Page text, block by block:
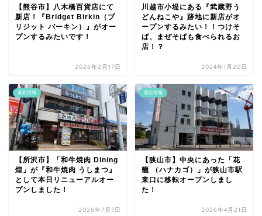
【熊谷市】八木橋百貨店にて
新店！『Bridget Birkin（ブ
リジット バーキン）』がオー
プンするみたいです！
2026年2月17日
川越市小堤にある『武蔵野う
どんねこや』跡地に新店がオ
ープンするみたい！！つけそ
ば、まぜそばも食べられるお
店！？
2024年1月20日
最新情報
【所沢市】「和牛焼肉 Dining
煌」が『和牛焼肉 うしまつ』
として本日リニューアルオー
プンしました！
2026年7月7日
開店情報
【狭山市】中央にあった「花
籠 （ハナカゴ）」が狭山市駅
東口に移転オープンしまし
た！
2026年4月21日